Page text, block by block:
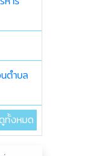
ตำบล
ทั้งหมด